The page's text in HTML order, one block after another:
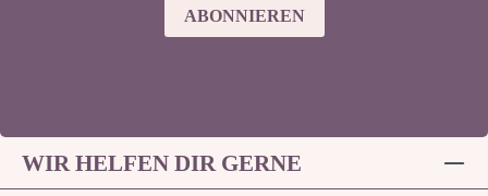
ABONNIEREN
WIR HELFEN DIR GERNE